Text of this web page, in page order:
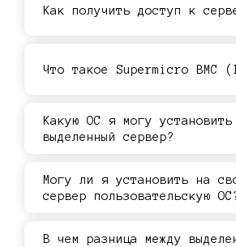
Как получить доступ к
Что такое Supermicro BMC
Какую ОС я могу установить
выделенный сервер?
Могу ли я установить на
сервер пользовательскую
В чем разница между